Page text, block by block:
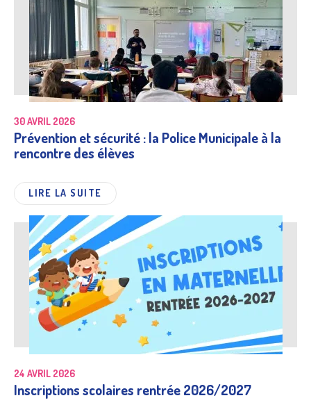
30 AVRIL 2026
Prévention et sécurité : la Police Municipale à la
rencontre des élèves
LIRE LA SUITE
24 AVRIL 2026
Inscriptions scolaires rentrée 2026/2027